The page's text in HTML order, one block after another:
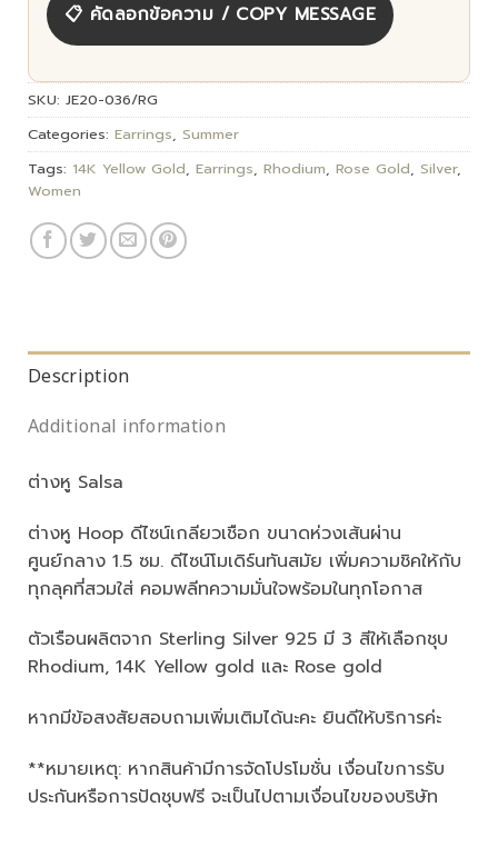
📋 คัดลอกข้อความ / COPY MESSAGE
SKU: JE20-036/RG
Categories: Earrings, Summer
Tags: 14K Yellow Gold, Earrings, Rhodium, Rose Gold, Silver,
Women
Description
Additional information
ต่างหู Salsa
ต่างหู Hoop ดีไซน์เกลียวเชือก ขนาดห่วงเส้นผ่าน
ศูนย์กลาง 1.5 ซม. ดีไซน์โมเดิร์นทันสมัย เพิ่มความชิคให้กับ
ทุกลุคที่สวมใส่ คอมพลีทความมั่นใจพร้อมในทุกโอกาส
ตัวเรือนผลิตจาก Sterling Silver 925 มี 3 สีให้เลือกชุบ
Rhodium, 14K Yellow gold และ Rose gold
หากมีข้อสงสัยสอบถามเพิ่มเติมได้นะคะ ยินดีให้บริการค่ะ
**หมายเหตุ: หากสินค้ามีการจัดโปรโมชั่น เงื่อนไขการรับ
ประกันหรือการปัดชุบฟรี จะเป็นไปตามเงื่อนไขของบริษัท